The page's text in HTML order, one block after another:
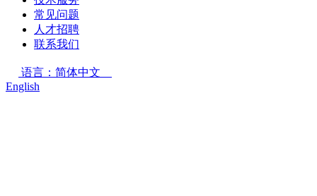
常见问题
人才招聘
联系我们
语言：简体中文
English